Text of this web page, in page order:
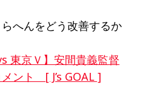
へんをどう改善するか
東京Ｖ】安間貴義監督
メント [ J’s GOAL ]